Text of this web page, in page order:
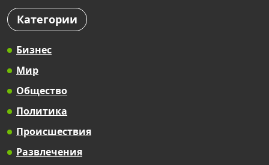
Категории
Бизнес
Мир
Общество
Политика
Происшествия
Развлечения